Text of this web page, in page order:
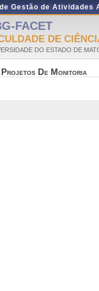
Gestão de Atividades
FACET
DE
DO ESTADO DE
Projetos De Monitoria